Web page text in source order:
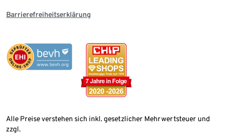
Barrierefreiheitserklärung
Alle Preise verstehen sich inkl. gesetzlicher Mehrwertsteuer und
zzgl.